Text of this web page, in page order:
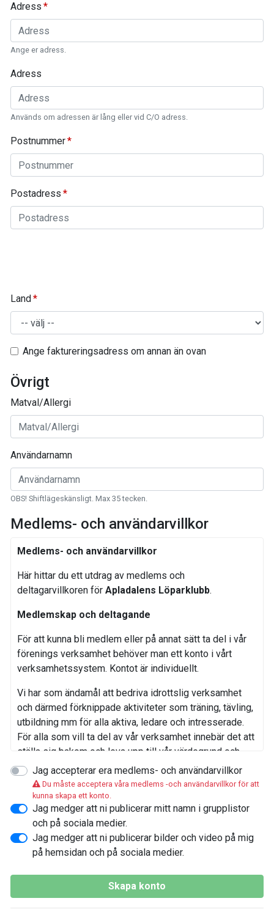
Adress
Ange er adress.
Adress
Används om adressen är lång eller vid C/O adress.
Postnummer
Postadress
Land
Ange faktureringsadress om annan än ovan
Övrigt
Matval/Allergi
Användarnamn
OBS! Shiftlägeskänsligt. Max 35 tecken.
Medlems- och användarvillkor
Medlems- och användarvillkor
Här hittar du ett utdrag av medlems och
deltagarvillkoren för Apladalens Löparklubb.
Medlemskap och deltagande
För att kunna bli medlem eller på annat sätt ta del i vår
förenings verksamhet behöver man ett konto i vårt
verksamhetssystem. Kontot är individuellt.
Vi har som ändamål att bedriva idrottslig verksamhet
och därmed förknippade aktiviteter som träning, tävling,
utbildning mm för alla aktiva, ledare och intresserade.
För alla som vill ta del av vår verksamhet innebär det att
ställa sig bakom och leva upp till vår värdegrund och
policys.
Behandling av personuppgifter
För att föreningen ska kunna bedriva sin verksamhet
som medlemmarna önskar och krav inom
idrottsrörelsen behandlas personuppgifter nödvändiga
för olika ändamål kopplade till verksamheten på ett
säkert sätt i enlighet med vår Integritetspolicy och
Jag accepterar era medlems- och användarvillkor
Du måste acceptera våra medlems -och användarvillkor för att
kunna skapa ett konto.
Jag medger att ni publicerar mitt namn i grupplistor
och på sociala medier.
Jag medger att ni publicerar bilder och video på mig
på hemsidan och på sociala medier.
Skapa konto